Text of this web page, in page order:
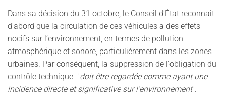
Dans sa décision du 31 octobre, le Conseil d'État reconnait
d'abord que la circulation de ces véhicules a des effets
nocifs sur l’environnement, en termes de pollution
atmosphérique et sonore, particulièrement dans les zones
urbaines. Par conséquent, la suppression de l'obligation du
contrôle technique "doit être regardée comme ayant une
incidence directe et significative sur l’environnement".